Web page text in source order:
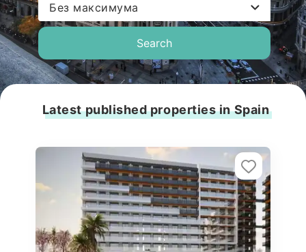
Без максимума
Search
Latest published properties in Spain